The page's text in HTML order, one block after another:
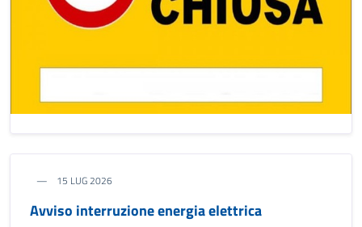
15 LUG 2026
Avviso interruzione energia elettrica